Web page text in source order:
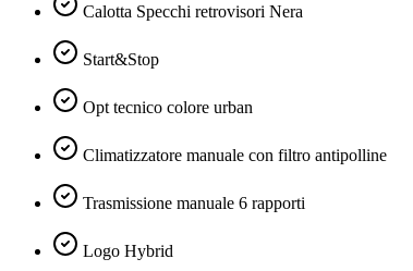
Calotta Specchi retrovisori Nera
Start&Stop
Opt tecnico colore urban
Climatizzatore manuale con filtro antipolline
Trasmissione manuale 6 rapporti
Logo Hybrid